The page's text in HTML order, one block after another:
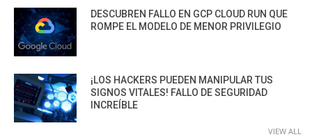
DESCUBREN FALLO EN GCP CLOUD RUN QUE
ROMPE EL MODELO DE MENOR PRIVILEGIO
¡LOS HACKERS PUEDEN MANIPULAR TUS
SIGNOS VITALES! FALLO DE SEGURIDAD
INCREÍBLE
VIEW ALL